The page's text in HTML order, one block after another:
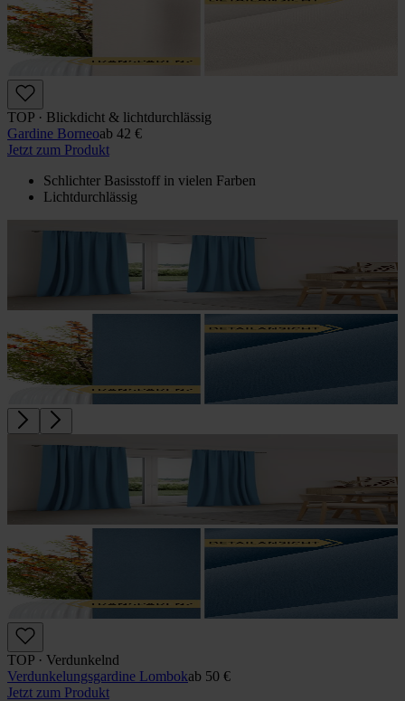
TOP · Blickdicht & lichtdurchlässig
Gardine Borneoab 42 €
Jetzt zum Produkt
Schlichter Basisstoff in vielen Farben
Lichtdurchlässig
TOP · Verdunkelnd
Verdunkelungs­gardine Lombokab 50 €
Jetzt zum Produkt